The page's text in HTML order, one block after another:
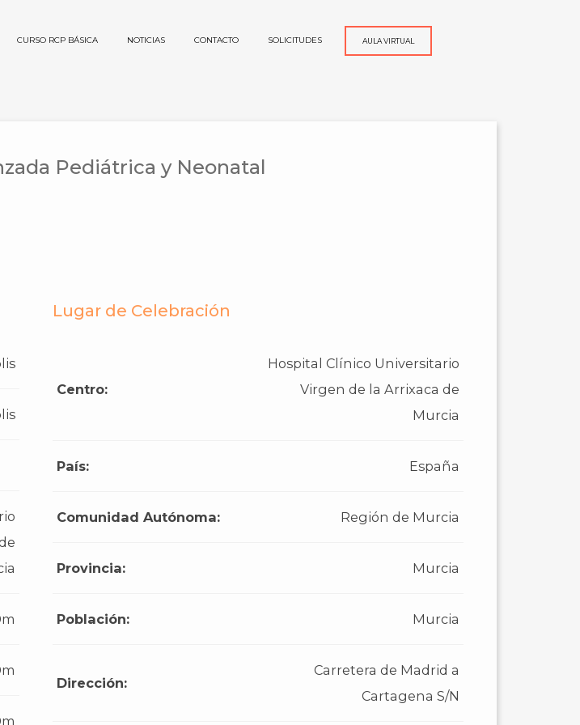
CURSO RCP BÁSICA NOTICIAS CONTACTO SOLICITUDES AULA VIRTUAL
Pediátrica y Neonatal
Lugar de Celebración
Centro:
Hospital Clínico Universitario
Virgen de la Arrixaca de
Murcia
País: España
Comunidad Autónoma: Región de Murcia
Provincia: Murcia
Población: Murcia
Dirección:
Carretera de Madrid a
Cartagena S/N